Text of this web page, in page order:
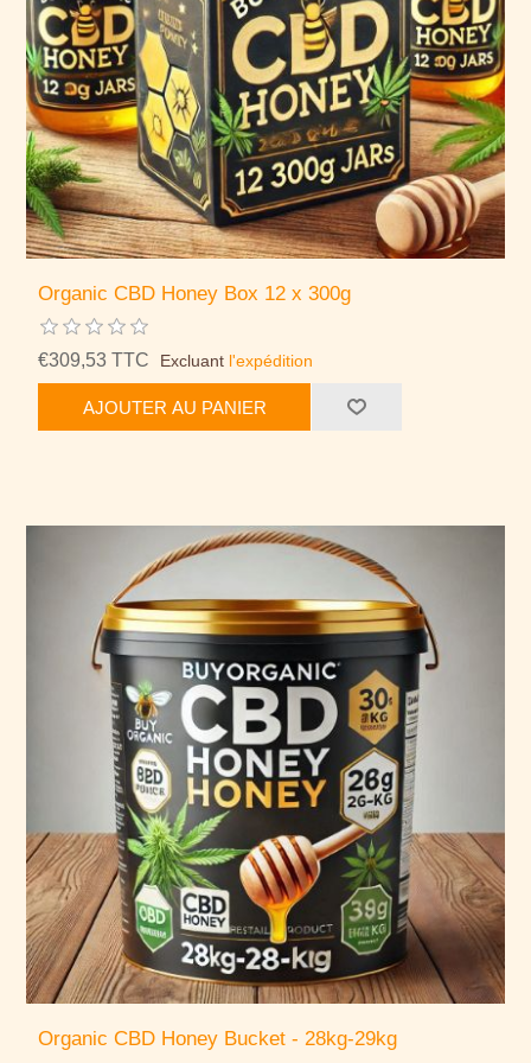
Organic CBD Honey Box 12 x 300g
€309,53 TTC Excluant l'expédition
AJOUTER AU PANIER
Organic CBD Honey Bucket - 28kg-29kg